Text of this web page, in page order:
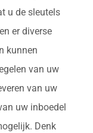
u de sleutels
er diverse
kunnen
van uw
van uw
uw inboedel
Denk